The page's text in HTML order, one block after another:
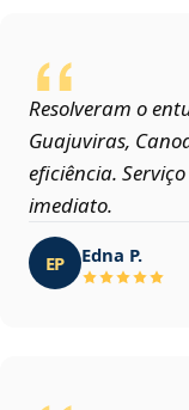
Resolveram o
Guajuviras,
eficiência.
imediato.
EP Edna P.